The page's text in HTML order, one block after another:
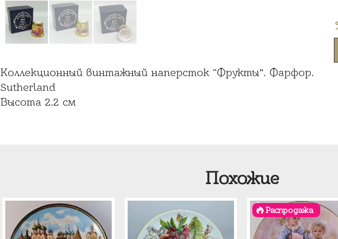
Коллекционный винтажный наперсток “Фрукты”. Фарфор.
Sutherland
Высота 2.2 см
Похожие
Распродажа